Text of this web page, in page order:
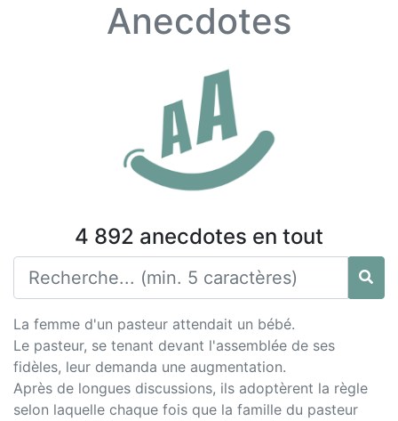
Anecdotes
4 892 anecdotes en tout
La femme d'un pasteur attendait un bébé.
Le pasteur, se tenant devant l'assemblée de ses
fidèles, leur demanda une augmentation.
Après de longues discussions, ils adoptèrent la règle
selon laquelle chaque fois que la famille du pasteur